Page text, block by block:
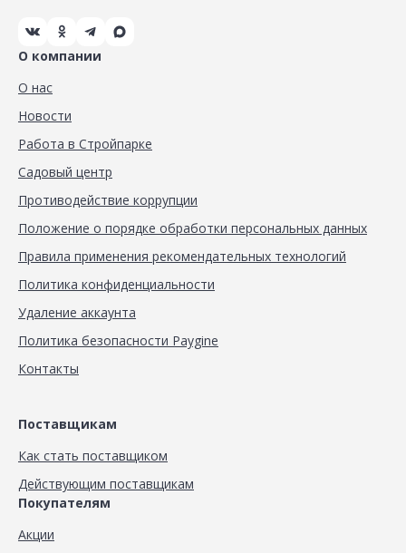
О компании
О нас
Новости
Работа в Стройпарке
Садовый центр
Противодействие коррупции
Положение о порядке обработки персональных данных
Правила применения рекомендательных технологий
Политика конфиденциальности
Удаление аккаунта
Политика безопасности Paygine
Контакты
Поставщикам
Как стать поставщиком
Действующим поставщикам
Покупателям
Акции